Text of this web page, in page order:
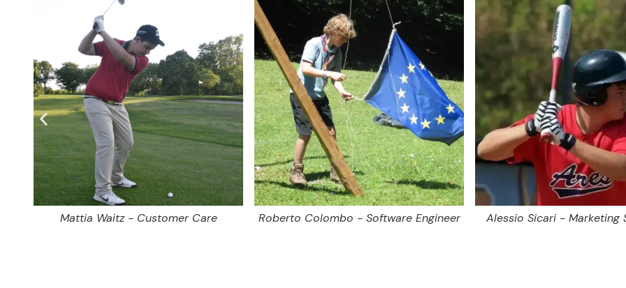
Mattia Waitz - Customer Care Roberto Colombo - Software Engineer Alessio Sicari - Marketing